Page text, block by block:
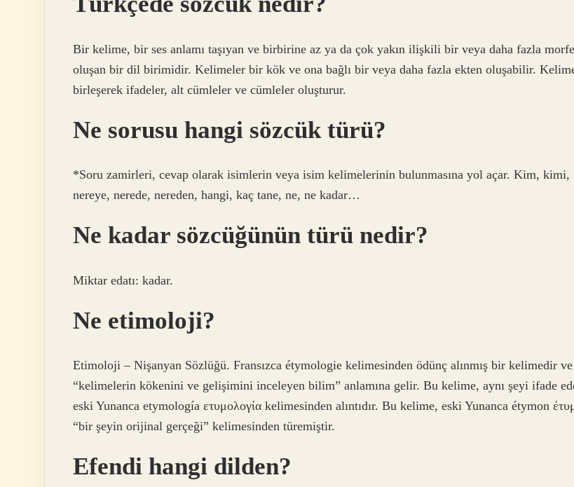
Bir kelime, bir ses anlamı taşıyan ve birbirine az ya da çok yakın ilişkili bir veya daha fazla
oluşan bir dil birimidir. Kelimeler bir kök ve ona bağlı bir veya daha fazla ekten oluşabilir.
birleşerek ifadeler, alt cümleler ve cümleler oluşturur.
Ne sorusu hangi sözcük türü?
*Soru zamirleri, cevap olarak isimlerin veya isim kelimelerinin bulunmasına yol açar. Kim, kimi,
nereye, nerede, nereden, hangi, kaç tane, ne, ne kadar…
Ne kadar sözcüğünün türü nedir?
Miktar edatı: kadar.
Ne etimoloji?
Etimoloji – Nişanyan Sözlüğü. Fransızca étymologie kelimesinden ödünç alınmış bir kelimedir ve
“kelimelerin kökenini ve gelişimini inceleyen bilim” anlamına gelir. Bu kelime, aynı şeyi ifade
eski Yunanca etymología ετυμολογία kelimesinden alıntıdır. Bu kelime, eski Yunanca étymon
“bir şeyin orijinal gerçeği” kelimesinden türemiştir.
Efendi hangi dilden?